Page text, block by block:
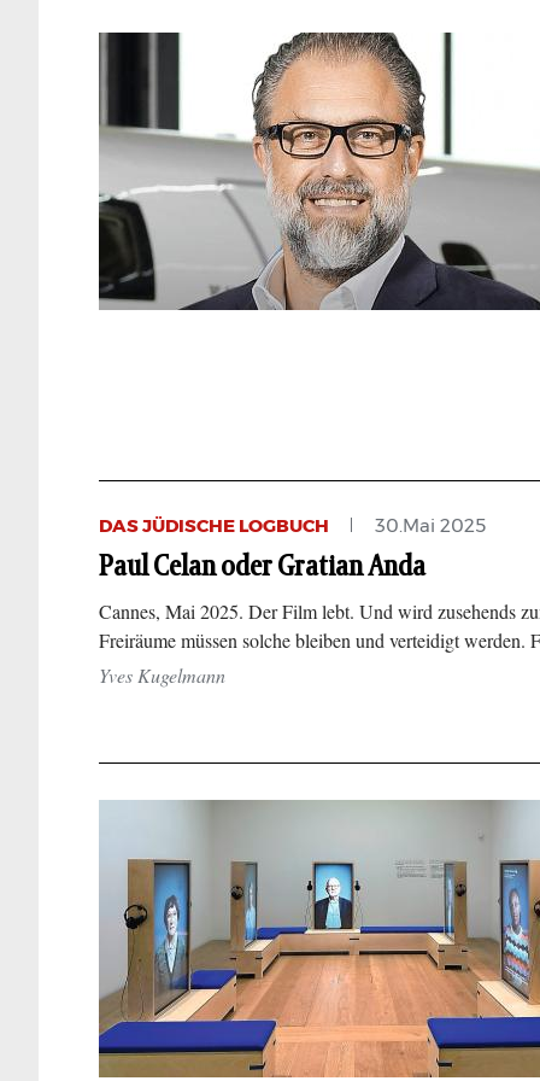
DAS JÜDISCHE LOGBUCH 30.Mai 2025
Paul Celan oder Gratian Anda
Cannes, Mai 2025. Der Film lebt. Und wird zusehends
Freiräume müssen solche bleiben und verteidigt
Yves Kugelmann